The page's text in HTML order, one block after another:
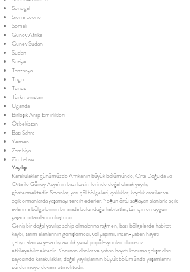
Senegal
Sierra Leone
Somali
Güney Afrika
Güney Sudan
Sudan
Suriye
Tanzanya
Togo
Tunus
Türkmenistan
Uganda
Birleşik Arap Emirlikleri
Özbekistan
Batı Sahra
Yemen
Zambiya
Zimbabve
Yayılışı
Karakulaklar günümüzde Afrika'nın büyük bölümünde, Orta Doğu'da ve
Orta ile Güney Asya'nın bazı kesimlerinde doğal olarak yayılış
göstermektedir. Savanlar, yarı çöl bölgeleri, çalılıklar, kayalık araziler ve
açık ormanlarda yaşamayı tercih ederler. Yoğun örtü sağlayan alanlarla açık
avlanma bölgelerinin bir arada bulunduğu habitatlar, tür için en uygun
yaşam ortamlarını oluşturur.
Geniş bir doğal yayılışa sahip olmalarına rağmen, bazı bölgelerde habitat
kaybı, tarım alanlarının genişlemesi, yol yapımı, insan-yaban hayatı
çatışmaları ve yasa dışı avcılık yerel popülasyonları olumsuz
etkileyebilmektedir. Korunan alanlar ve yaban hayatı koruma çalışmaları
sayesinde karakulaklar, doğal yayılışlarının büyük bölümünde yaşamlarını
sürdürmeye devam etmektedir.